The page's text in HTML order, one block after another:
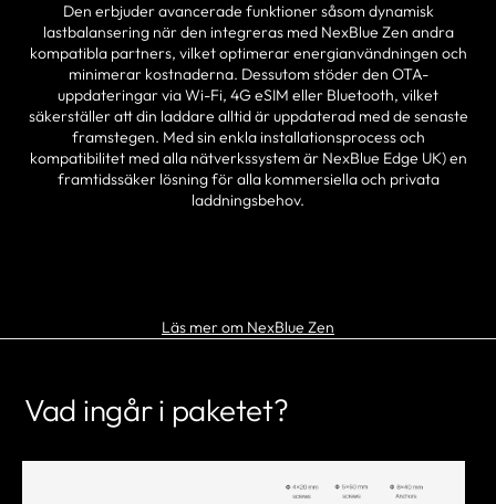
Den erbjuder avancerade funktioner såsom dynamisk
lastbalansering när den integreras med NexBlue Zen andra
kompatibla partners, vilket optimerar energianvändningen och
minimerar kostnaderna. Dessutom stöder den OTA-
uppdateringar via Wi-Fi, 4G eSIM eller Bluetooth, vilket
säkerställer att din laddare alltid är uppdaterad med de senaste
framstegen. Med sin enkla installationsprocess och
kompatibilitet med alla nätverkssystem är NexBlue Edge UK) en
framtidssäker lösning för alla kommersiella och privata
laddningsbehov.
Läs mer om NexBlue Zen
Vad ingår i paketet?